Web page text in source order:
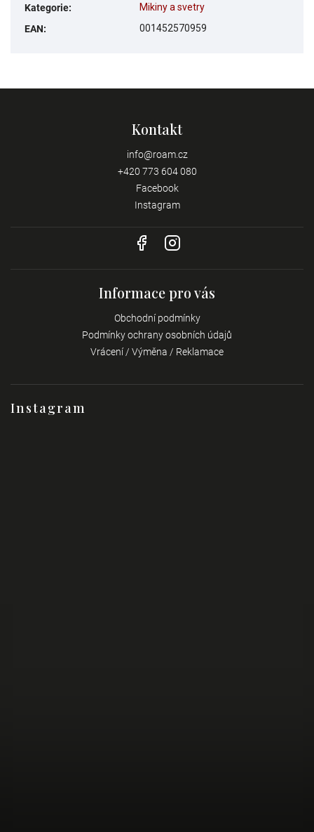
Kategorie:
Mikiny a svetry
EAN: 001452570959
Instagram
Kontakt
info@roam.cz
+420 773 604 080
Facebook
Instagram
Informace pro vás
Obchodní podmínky
Podmínky ochrany osobních údajů
Vrácení / Výměna / Reklamace